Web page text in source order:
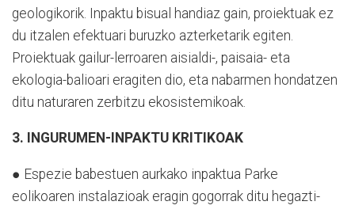
geologikorik. Inpaktu bisual handiaz gain, proiektuak ez
du itzalen efektuari buruzko azterketarik egiten.
Proiektuak gailur-lerroaren aisialdi-, paisaia- eta
ekologia-balioari eragiten dio, eta nabarmen hondatzen
ditu naturaren zerbitzu ekosistemikoak.
3. INGURUMEN-INPAKTU KRITIKOAK
● Espezie babestuen aurkako inpaktua Parke
eolikoaren instalazioak eragin gogorrak ditu hegazti-